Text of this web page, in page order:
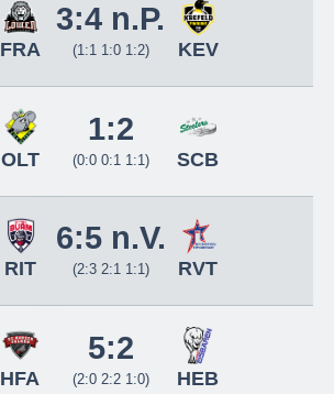
FRA
3:4 n.P.
(1:1 1:0 1:2) KEV
OLT
1:2
(0:0 0:1 1:1) SCB
RIT
6:5 n.V.
(2:3 2:1 1:1) RVT
HFA
5:2
(2:0 2:2 1:0) HEB